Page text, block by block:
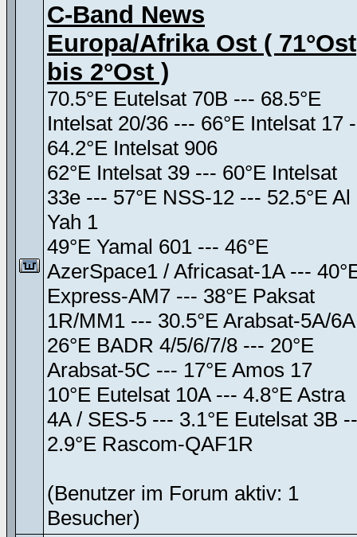
C-Band News
Europa/Afrika Ost ( 71°Ost
bis 2°Ost )
70.5°E Eutelsat 70B --- 68.5°E
Intelsat 20/36 --- 66°E Intelsat 17
64.2°E Intelsat 906
62°E Intelsat 39 --- 60°E Intelsat
33e --- 57°E NSS-12 --- 52.5°E Al
Yah 1
49°E Yamal 601 --- 46°E
AzerSpace1 / Africasat-1A ---
Express-AM7 --- 38°E Paksat
1R/MM1 --- 30.5°E Arabsat-5A/6A
26°E BADR 4/5/6/7/8 --- 20°E
Arabsat-5C --- 17°E Amos 17
10°E Eutelsat 10A --- 4.8°E Astra
4A / SES-5 --- 3.1°E Eutelsat 3B
2.9°E Rascom-QAF1R
(Benutzer im Forum aktiv: 1
Besucher)